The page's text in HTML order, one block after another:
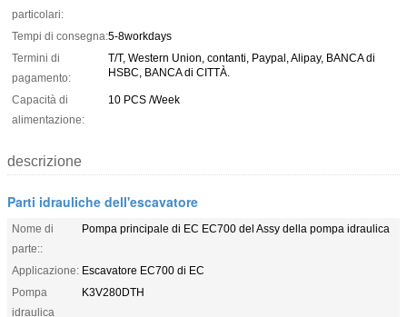
particolari:
Tempi di consegna:5-8workdays
Termini di
pagamento:
T/T, Western Union, contanti, Paypal, Alipay, BANCA di
HSBC, BANCA di CITTÀ.
Capacità di
alimentazione:
10 PCS /Week
descrizione
Parti idrauliche dell'escavatore
Nome di
parte::
Pompa principale di EC EC700 del Assy della pompa idraulica
Applicazione: Escavatore EC700 di EC
Pompa
idraulica
K3V280DTH